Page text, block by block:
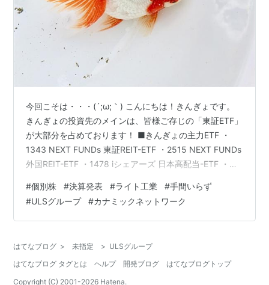
今回こそは・・・(´;ω;｀) こんにちは！きんぎょです。
きんぎょの投資先のメインは、皆様ご存じの「東証ETF」
が大部分を占めております！ ■きんぎょの主力ETF ・
1343 NEXT FUNDs 東証REIT-ETF ・2515 NEXT FUNDs
外国REIT-ETF ・1478 iシェアーズ 日本高配当-ETF ・
元70-ETF ・2564 GX 日本高配当-ETF ・2559 MAXIS 全
世界株-ETF ・2633 NEXT FUNDs S&P500-ETF 高配当
ETFが多いね(^^♪ やはり「配当」は…
#個別株 #決算発表 #ライト工業 #手間いらず
#ULSグループ #カナミックネットワーク
はてなブログ > 未指定 > ULSグループ
はてなブログ タグとは
ヘルプ 開発ブログ
はてなブログトップ
Copyright (C) 2001-2026 Hatena.